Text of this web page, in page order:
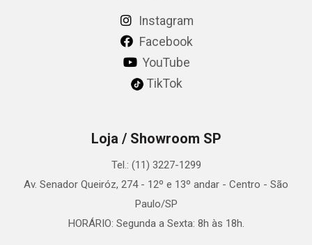
Instagram
Facebook
YouTube
TikTok
Loja / Showroom SP
Tel.: (11) 3227-1299
Av. Senador Queiróz, 274 - 12º e 13º andar - Centro - São
Paulo/SP
HORÁRIO: Segunda a Sexta: 8h às 18h.